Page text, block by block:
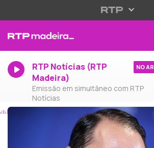
RTP Notícias (RTP
Madeira)
Emissão em simultâneo com RTP
Notícias
NO AR